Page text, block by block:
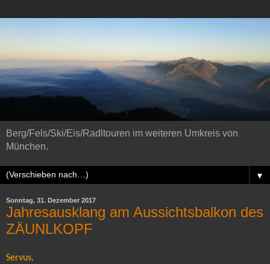
Berg/Fels/Ski/Eis/Radltouren im weiteren Umkreis von
München.
▼
Sonntag, 31. Dezember 2017
Jahresausklang am Aussichtsbalkon des
ZÄUNLKOPF
Servus,